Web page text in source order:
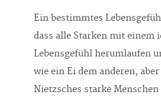
Ein bestimmtes
dass alle Starken mit einem
Lebensgefühl herumlaufen
wie ein Ei dem anderen,
Nietzsches starke